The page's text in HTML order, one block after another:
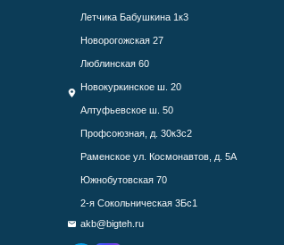
Летчика Бабушкина 1к3
Новорогожская 27
Люблинская 60
Новокуркинское ш. 20
Алтуфьевское ш. 50
Профсоюзная, д. 30к3с2
Раменское ул. Космонавтов, д. 5А
Южнобутовская 70
2-я Сокольническая 3Бс1
akb@bigteh.ru